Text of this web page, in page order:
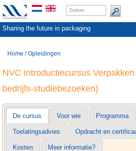
Sharing the future in packaging
Home /Opleidingen
NVC Introductiecursus
bedrijfs-studiebezoeken)
De cursus Voor wie Programma
Toelatingsadvies Opdracht en
Kosten Meer informatie?